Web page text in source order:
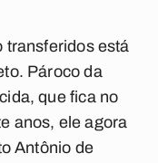
transferidos está
Pároco da
que fica no
anos, ele agora
Antônio de